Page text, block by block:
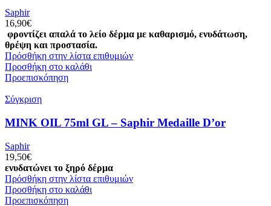
Saphir
16,90€
φροντίζει απαλά το λείο δέρμα με καθαρισμό, ενυδάτωση,
θρέψη και προστασία.
Πρόσθήκη στην λίστα επιθυμιών
Προσθήκη στο καλάθι
Προεπισκόπηση
Σύγκριση
MINK OIL 75ml GL – Saphir Medaille D’or
Saphir
19,50€
ενυδατώνει το ξηρό δέρμα
Πρόσθήκη στην λίστα επιθυμιών
Προσθήκη στο καλάθι
Προεπισκόπηση